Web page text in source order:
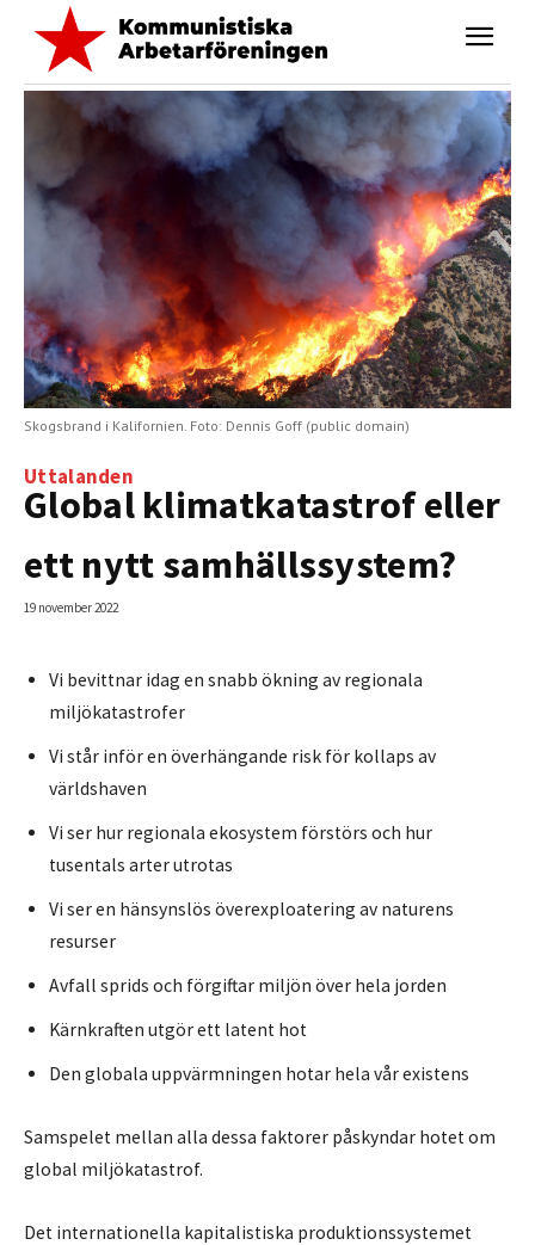
Skogsbrand i Kalifornien. Foto: Dennis Goff (public domain)
Uttalanden
Global klimatkatastrof eller
ett nytt samhällssystem?
19 november 2022
Vi bevittnar idag en snabb ökning av regionala
miljökatastrofer
Vi står inför en överhängande risk för kollaps av
världshaven
Vi ser hur regionala ekosystem förstörs och hur
tusentals arter utrotas
Vi ser en hänsynslös överexploatering av naturens
resurser
Avfall sprids och förgiftar miljön över hela jorden
Kärnkraften utgör ett latent hot
Den globala uppvärmningen hotar hela vår existens
Samspelet mellan alla dessa faktorer påskyndar hotet om
global miljökatastrof.
Det internationella kapitalistiska produktionssystemet